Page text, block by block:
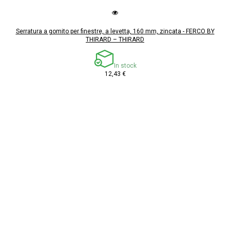
Serratura a gomito per finestre, a levetta, 160 mm, zincata - FERCO BY
THIRARD – THIRARD
In stock
12,43 €